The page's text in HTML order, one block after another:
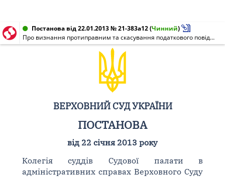
Постанова від 22.01.2013 № 21-383а12(Чинний)
Про визнання протиправним та скасування податкового повідомлення-рішення
ВЕРХОВНИЙ СУД УКРАЇНИ
ПОСТАНОВА
від 22 січня 2013 року
Колегія суддів Судової палати в
адміністративних справах Верховного Суду